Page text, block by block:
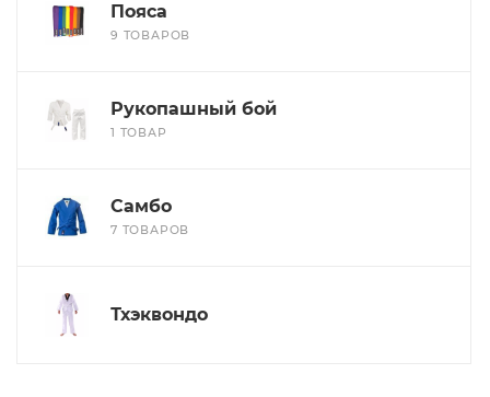
Пояса
9 ТОВАРОВ
Рукопашный бой
1 ТОВАР
Самбо
7 ТОВАРОВ
Тхэквондо